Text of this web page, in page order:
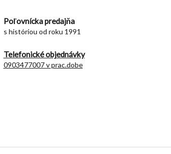
Poľovnícka predajňa
s históriou od roku 1991
Telefonické objednávky
0903477007 v prac.dobe